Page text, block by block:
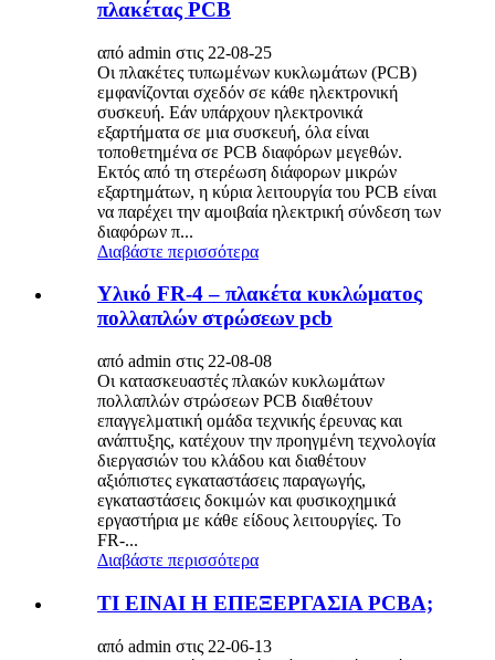
πλακέτας PCB
από admin στις 22-08-25
Οι πλακέτες τυπωμένων κυκλωμάτων (PCB)
εμφανίζονται σχεδόν σε κάθε ηλεκτρονική
συσκευή. Εάν υπάρχουν ηλεκτρονικά
εξαρτήματα σε μια συσκευή, όλα είναι
τοποθετημένα σε PCB διαφόρων μεγεθών.
Εκτός από τη στερέωση διάφορων μικρών
εξαρτημάτων, η κύρια λειτουργία του PCB είναι
να παρέχει την αμοιβαία ηλεκτρική σύνδεση των
διαφόρων π...
Διαβάστε περισσότερα
Υλικό FR-4 – πλακέτα κυκλώματος
πολλαπλών στρώσεων pcb
από admin στις 22-08-08
Οι κατασκευαστές πλακών κυκλωμάτων
πολλαπλών στρώσεων PCB διαθέτουν
επαγγελματική ομάδα τεχνικής έρευνας και
ανάπτυξης, κατέχουν την προηγμένη τεχνολογία
διεργασιών του κλάδου και διαθέτουν
αξιόπιστες εγκαταστάσεις παραγωγής,
εγκαταστάσεις δοκιμών και φυσικοχημικά
εργαστήρια με κάθε είδους λειτουργίες. Το
FR-...
Διαβάστε περισσότερα
ΤΙ ΕΙΝΑΙ Η ΕΠΕΞΕΡΓΑΣΙΑ PCBA;
από admin στις 22-06-13